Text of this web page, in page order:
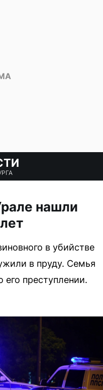
нашли
в убийстве
в пруду. Семья
его преступлении.